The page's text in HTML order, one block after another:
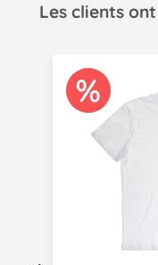
Les clients
Ignorer la